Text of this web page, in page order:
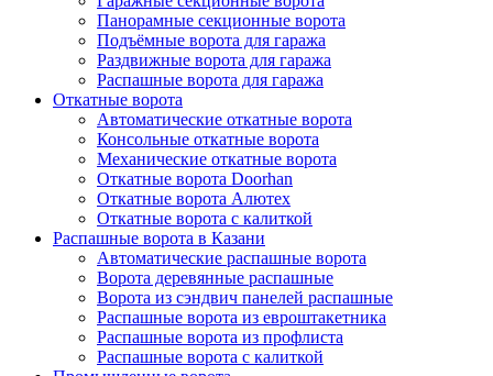
Панорамные секционные ворота
Подъёмные ворота для гаража
Раздвижные ворота для гаража
Распашные ворота для гаража
Откатные ворота
Автоматические откатные ворота
Консольные откатные ворота
Механические откатные ворота
Откатные ворота Doorhan
Откатные ворота Алютех
Откатные ворота с калиткой
Распашные ворота в Казани
Автоматические распашные ворота
Ворота деревянные распашные
Ворота из сэндвич панелей распашные
Распашные ворота из евроштакетника
Распашные ворота из профлиста
Распашные ворота с калиткой